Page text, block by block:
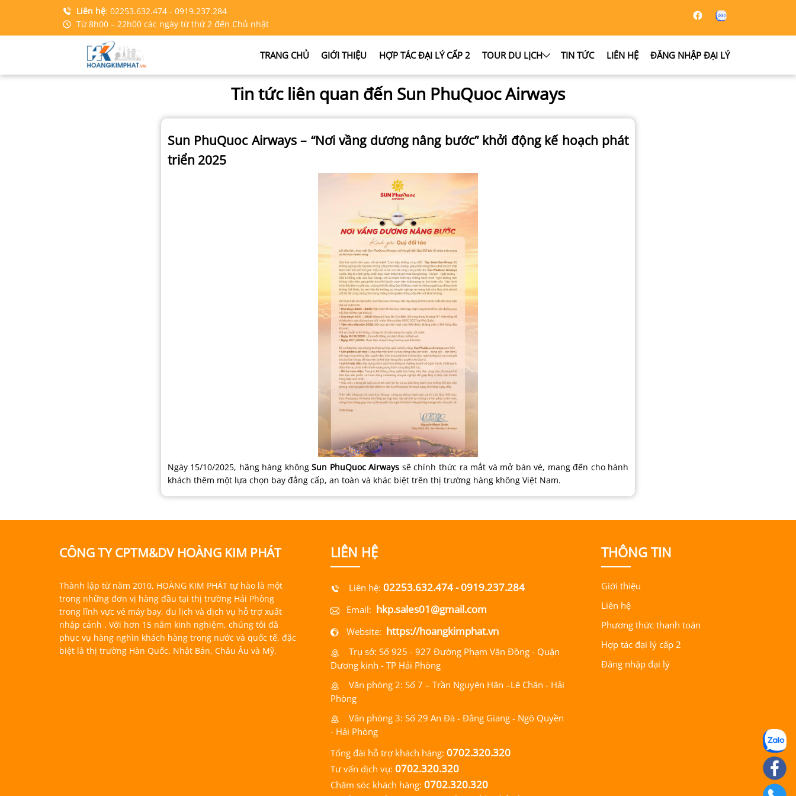
Liên hệ: 02253.632.474 - 0919.237.284
Từ 8h00 – 22h00 các ngày từ thứ 2 đến Chủ nhật
TRANG CHỦ GIỚI THIỆU HỢP TÁC ĐẠI LÝ CẤP 2 TOUR DU LỊCH TIN TỨC LIÊN HỆ ĐĂNG NHẬP ĐẠI LÝ
Tin tức liên quan đến Sun PhuQuoc Airways
Sun PhuQuoc Airways – “Nơi vầng dương nâng bước” khởi động kế hoạch phát
triển 2025
Ngày 15/10/2025, hãng hàng khôngSun PhuQuoc Airways sẽ chính thức ra mắt và mở bán vé, mang đến cho hành
khách thêm một lựa chọn bay đẳng cấp, an toàn và khác biệt trên thị trường hàng không Việt Nam.
CÔNG TY CPTM&DV HOÀNG KIM PHÁT
Thành lập từ năm 2010, HOÀNG KIM PHÁT tự hào là một
trong những đơn vị hàng đầu tại thị trường Hải Phòng
trong lĩnh vực vé máy bay, du lịch và dịch vụ hỗ trợ xuất
nhập cảnh . Với hơn 15 năm kinh nghiệm, chúng tôi đã
phục vụ hàng nghìn khách hàng trong nước và quốc tế, đặc
biệt là thị trường Hàn Quốc, Nhật Bản, Châu Âu và Mỹ.
LIÊN HỆ
Liên hệ: 02253.632.474- 0919.237.284
Email: hkp.sales01@gmail.com
Website: https://hoangkimphat.vn
Trụ sở: Số 925 - 927 Đường Phạm Văn Đồng - Quận
Dương kinh - TP Hải Phòng
Văn phòng 2: Số 7 – Trần Nguyên Hãn –Lê Chân - Hải
Phòng
Văn phòng 3: Số 29 An Đà - Đằng Giang - Ngô Quyền
- Hải Phòng
Tổng đài hỗ trợ khách hàng: 0702.320.320
Tư vấn dịch vụ: 0702.320.320
Chăm sóc khách hàng: 0702.320.320
THÔNG TIN
Giới thiệu
Liên hệ
Phương thức thanh toán
Hợp tác đại lý cấp 2
Đăng nhập đại lý